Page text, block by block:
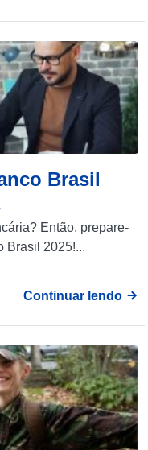
Brasil
Então, prepare-
Brasil 2025!...
Continuar lendo